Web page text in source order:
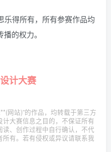
乐得所有，所有参赛作品均
的权力。
计大赛
网站)”的作品，均转载于第三方
大赛信息之目的，不保证所有
、创作过程中自行确认，不代
有。若有侵权或异议请联系我